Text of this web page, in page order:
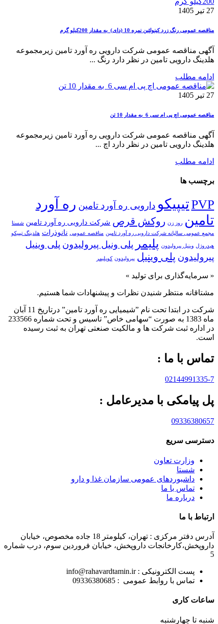
27 تیر 1405
مناقصه عمومی رنگ زرد کینولئین نمره 10 (دای) به مقدار 200کیلو گرم
آگهی مناقصه عمومی شرکت دارویی ره آورد تامین زیرمجموعه
هلدینگ دارویی تامین در نظر دارد رنگ ...
ادامه مطلب
27 تیر 1405
مناقصه عمومی اچ پی ام سی 6 به مقدار 10 تن
آگهی مناقصه عمومی شرکت دارویی ره آورد تامین زیرمجموعه
هلدینگ دارویی تامین در نظر دارد اچ ...
ادامه مطلب
برچسب ها
PVPتیپیکو دارویی ره آورد تامین ره آورد
تامین روز زن روکش قرص شرکت دارویی ره آورد تامین شستا
مجمع عمومی سالیانه شرکت دارویی ره آورد تامین مناقصه عمومی نانوذرات هلدینگ تیپیکو
هیدروژل وینیل پیرولیدون پلیمر پلی ونیل پیرولیدون پلی وینیل
پیرولیدون پلی‌ وینیل پیرولیدون کوپلیمر
« سرمایه‌گذاری برای تولید »
مشتاقانه منتظر شنیدن نظرات و پیشنهادات شما هستیم.
شرکت در ابتدا تحت نام ”شیمیایی ره آورد تامين” درتاريخ 11 آبان
ماه 1383 به صورت “سهامی خاص” تاسيس و تحت شماره 233566
در اداره ثبت شرکت ها و مالکيت صنعتی تهران به ثبت رسيده
است.
تماس با ما :
02144991335-7
پل پیامکی با مدیرعامل :
09336380657
دسترسی سریع
وزارت تعاون
شستا
داشبوردهای عمومی سازمان غذا و دارو
تماس با ما
درباره ما
ارتباط با ما
آدرس دفتر مرکزی : تهران، کیلومتر 18 جاده مخصوص، خیابان
داروپخش،کارخانجات داروپخش، خیابان فروردین سوم، درب شماره
5
پست الکترونیکی : info@rahavardtamin.ir
تماس با روابط عمومی : 09336380685
ساعات کاری
شنبه تا چهارشنبه